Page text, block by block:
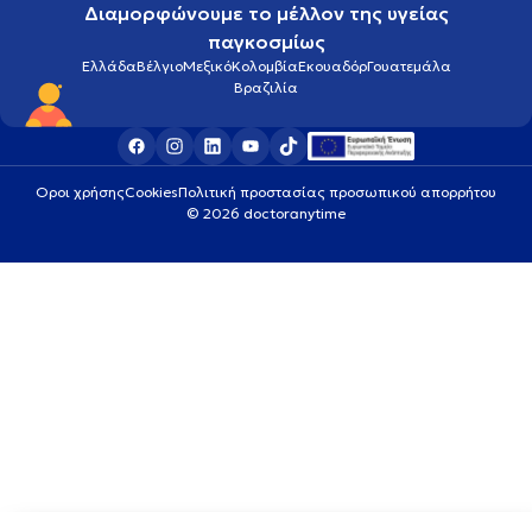
Διαμορφώνουμε το μέλλον της υγείας
παγκοσμίως
ΕλλάδαΒέλγιοΜεξικόΚολομβίαΕκουαδόρΓουατεμάλα
Βραζιλία
Οροι χρήσηςCookiesΠολιτική προστασίας προσωπικού απορρήτου
© 2026 doctoranytime